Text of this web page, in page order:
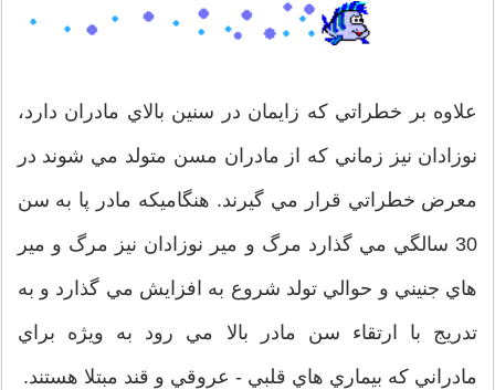
علاوه بر خطراتي كه زايمان در سنين بالاي مادران دارد،
نوزادان نيز زماني كه از مادران مسن متولد مي شوند در
معرض خطراتي قرار مي گيرند. هنگاميكه مادر پا به سن
30 سالگي مي گذارد مرگ و مير نوزادان نيز مرگ و مير
هاي جنيني و حوالي تولد شروع به افزايش مي گذارد و به
تدريج با ارتقاء سن مادر بالا مي رود به ويژه براي
مادراني كه بيماري هاي قلبي - عروقي و قند مبتلا هستند.